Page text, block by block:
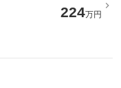
224万円